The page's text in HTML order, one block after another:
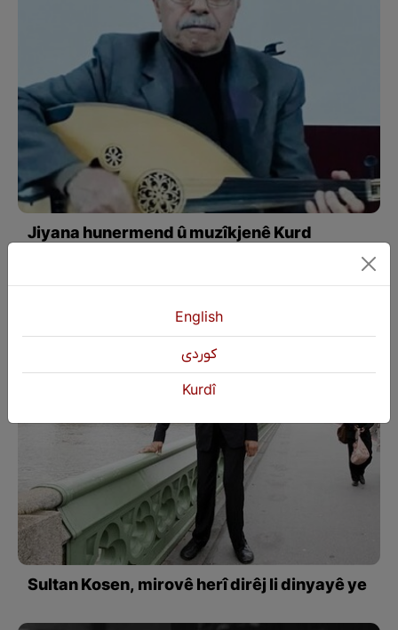
Jiyana hunermend û muzîkjenê Kurd
Sultan Kosen, mirovê herî dirêj li dinyayê ye
English
كوردی
Kurdî